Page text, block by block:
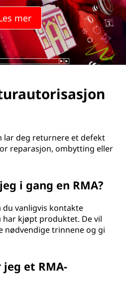
mer
lar deg returnere et defekt
reparasjon, ombytting eller
i gang en RMA?
du vanligvis kontakte
kjøpt produktet. De vil
nødvendige trinnene og gi
et RMA-